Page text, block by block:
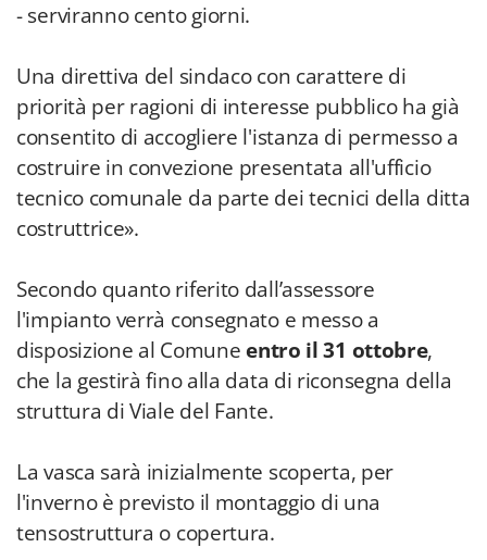
- serviranno cento giorni.
Una direttiva del sindaco con carattere di
priorità per ragioni di interesse pubblico ha già
consentito di accogliere l'istanza di permesso a
costruire in convezione presentata all'ufficio
tecnico comunale da parte dei tecnici della ditta
costruttrice».
Secondo quanto riferito dall’assessore
l'impianto verrà consegnato e messo a
disposizione al Comune entro il 31 ottobre,
che la gestirà fino alla data di riconsegna della
struttura di Viale del Fante.
La vasca sarà inizialmente scoperta, per
l'inverno è previsto il montaggio di una
tensostruttura o copertura.